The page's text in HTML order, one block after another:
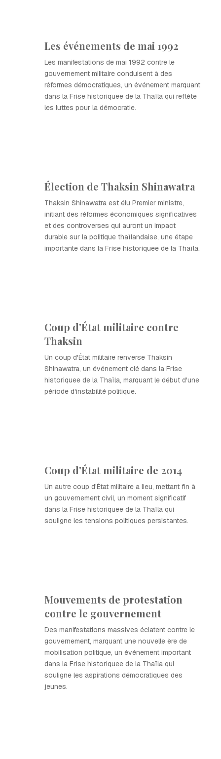
Les événements de mai 1992
Les manifestations de mai 1992 contre le
gouvernement militaire conduisent à des
réformes démocratiques, un événement marquant
dans la Frise historiquee de la Thaïla qui reflète
les luttes pour la démocratie.
Élection de Thaksin Shinawatra
Thaksin Shinawatra est élu Premier ministre,
initiant des réformes économiques significatives
et des controverses qui auront un impact
durable sur la politique thaïlandaise, une étape
importante dans la Frise historiquee de la Thaïla.
Coup d'État militaire contre
Thaksin
Un coup d'État militaire renverse Thaksin
Shinawatra, un événement clé dans la Frise
historiquee de la Thaïla, marquant le début d'une
période d'instabilité politique.
Coup d'État militaire de 2014
Un autre coup d'État militaire a lieu, mettant fin à
un gouvernement civil, un moment significatif
dans la Frise historiquee de la Thaïla qui
souligne les tensions politiques persistantes.
Mouvements de protestation
contre le gouvernement
Des manifestations massives éclatent contre le
gouvernement, marquant une nouvelle ère de
mobilisation politique, un événement important
dans la Frise historiquee de la Thaïla qui
souligne les aspirations démocratiques des
jeunes.